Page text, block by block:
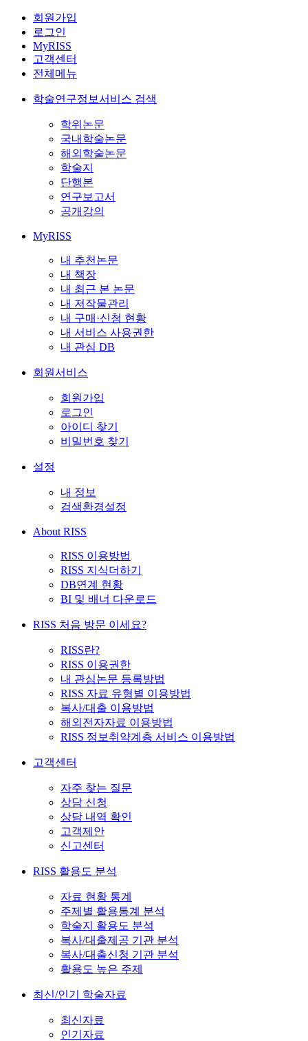
회원가입
로그인
MyRISS
고객센터
전체메뉴
학술연구정보서비스 검색
학위논문
국내학술논문
해외학술논문
학술지
단행본
연구보고서
공개강의
MyRISS
내 추천논문
내 책장
내 최근 본 논문
내 저작물관리
내 구매·신청 현황
내 서비스 사용권한
내 관심 DB
회원서비스
회원가입
로그인
아이디 찾기
비밀번호 찾기
설정
내 정보
검색환경설정
About RISS
RISS 이용방법
RISS 지식더하기
DB연계 현황
BI 및 배너 다운로드
RISS 처음 방문 이세요?
RISS란?
RISS 이용권한
내 관심논문 등록방법
RISS 자료 유형별 이용방법
복사/대출 이용방법
해외전자자료 이용방법
RISS 정보취약계층 서비스 이용방법
고객센터
자주 찾는 질문
상담 신청
상담 내역 확인
고객제안
신고센터
RISS 활용도 분석
자료 현황 통계
주제별 활용통계 분석
학술지 활용도 분석
복사/대출제공 기관 분석
복사/대출신청 기관 분석
활용도 높은 주제
최신/인기 학술자료
최신자료
인기자료